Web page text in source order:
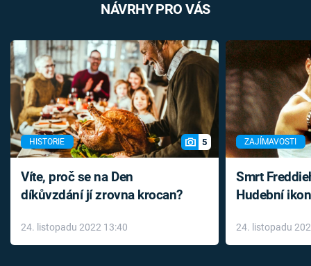
NÁVRHY PRO VÁS
HISTORIE 5
Víte, proč se na Den
díkůvzdání jí zrovna krocan?
24. listopadu 2022 13:40
ZAJÍMAVOSTI
Smrt
Hudební
léky
24. listopadu